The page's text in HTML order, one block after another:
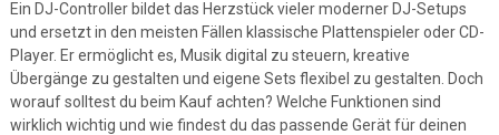
Ein DJ-Controller bildet das Herzstück vieler moderner DJ-Setups
und ersetzt in den meisten Fällen klassische Plattenspieler oder CD-
Player. Er ermöglicht es, Musik digital zu steuern, kreative
Übergänge zu gestalten und eigene Sets flexibel zu gestalten. Doch
worauf solltest du beim Kauf achten? Welche Funktionen sind
wirklich wichtig und wie findest du das passende Gerät für deinen